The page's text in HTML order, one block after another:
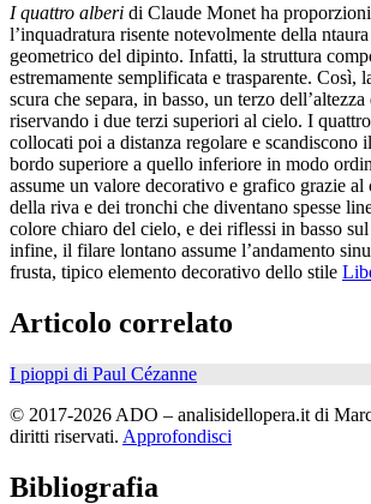
I quattro alberi di Claude Monet ha
l’inquadratura risente notevolmente della
geometrico del dipinto. Infatti, la struttura
estremamente semplificata e trasparente. Così,
scura che separa, in basso, un terzo
riservando i due terzi superiori al cielo. I
collocati poi a distanza regolare e scandiscono
bordo superiore a quello inferiore in modo
assume un valore decorativo e grafico grazie
della riva e dei tronchi che diventano spesse
colore chiaro del cielo, e dei riflessi in basso
infine, il filare lontano assume l’andamento
frusta, tipico elemento decorativo dello stile
Articolo correlato
I pioppi di Paul Cézanne
© 2017-2026 ADO – analisidellopera.it di
diritti riservati. Approfondisci
Bibliografia